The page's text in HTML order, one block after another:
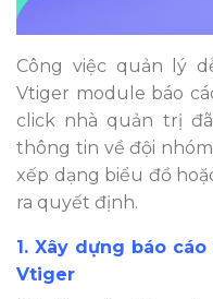
Công việc quản lý
Vtiger module báo
click nhà quản trị
thông tin về đội
xếp dạng biểu đồ
ra quyết định.
1. Xây dựng báo
Vtiger